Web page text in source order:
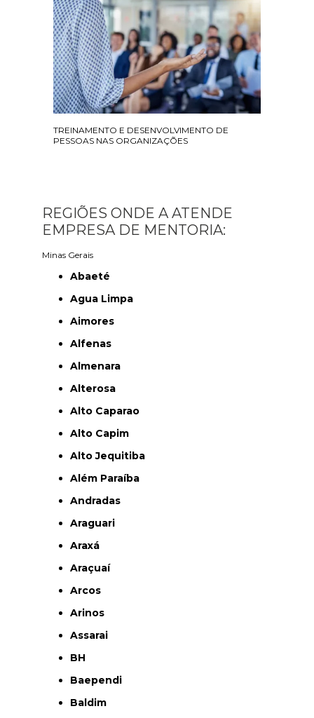
TREINAMENTO E DESENVOLVIMENTO DE
PESSOAS NAS ORGANIZAÇÕES
REGIÕES ONDE A ATENDE
EMPRESA DE MENTORIA:
Minas Gerais
Abaeté
Agua Limpa
Aimores
Alfenas
Almenara
Alterosa
Alto Caparao
Alto Capim
Alto Jequitiba
Além Paraíba
Andradas
Araguari
Araxá
Araçuaí
Arcos
Arinos
Assarai
BH
Baependi
Baldim